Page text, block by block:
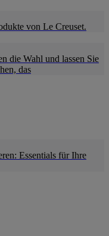
von Le Creuset.
die Wahl und lassen Sie
das
Essentials für Ihre